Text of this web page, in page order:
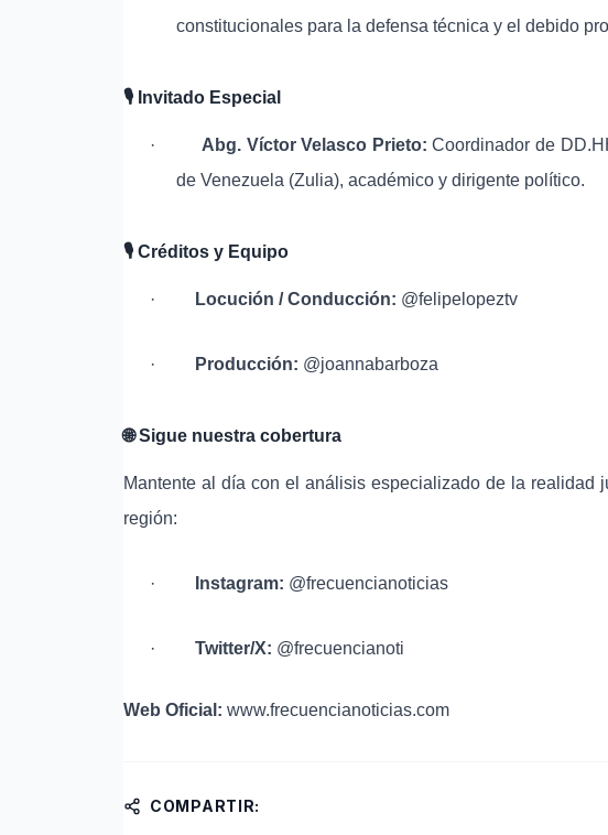
constitucionales para la defensa técnica y el debido
🎙 ️ Invitado Especial
· Abg. Víctor Velasco Prieto: Coordinador de
de Venezuela (Zulia), académico y dirigente político.
🎙 ️ Créditos y Equipo
· Locución / Conducción: @felipelopeztv
· Producción: @joannabarboza
🌐Sigue nuestra cobertura
Mantente al día con el análisis especializado de la realidad
región:
· Instagram: @frecuencianoticias
· Twitter/X: @frecuencianoti
Web Oficial: www.frecuencianoticias.com
COMPARTIR: